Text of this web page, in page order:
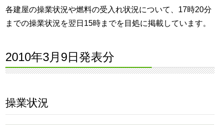
各建屋の操業状況や燃料の受入れ状況について、17時20分
までの操業状況を翌日15時までを目処に掲載しています。
2010年3月9日発表分
操業状況